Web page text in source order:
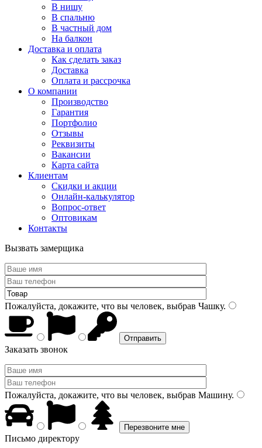
В нишу
В спальню
В частный дом
На балкон
Доставка и оплата
Как сделать заказ
Доставка
Оплата и рассрочка
О компании
Производство
Гарантия
Портфолио
Отзывы
Реквизиты
Вакансии
Карта сайта
Клиентам
Скидки и акции
Онлайн-калькулятор
Вопрос-ответ
Оптовикам
Контакты
Вызвать замерщика
Пожалуйста, докажите, что вы человек, выбрав Чашку.
Заказать звонок
Пожалуйста, докажите, что вы человек, выбрав Машину.
Письмо директору